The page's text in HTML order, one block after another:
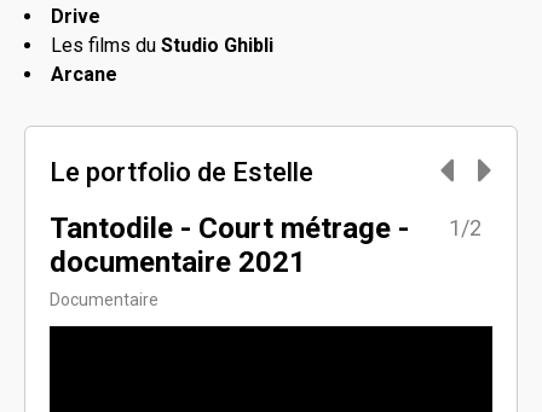
Drive
Les films du Studio Ghibli
Arcane
Le portfolio de Estelle
Tantodile - Court métrage -
documentaire 2021
Documentaire
1/2